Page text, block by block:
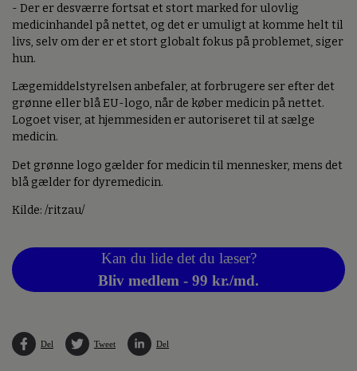
- Der er desværre fortsat et stort marked for ulovlig
medicinhandel på nettet, og det er umuligt at komme helt til
livs, selv om der er et stort globalt fokus på problemet, siger
hun.
Lægemiddelstyrelsen anbefaler, at forbrugere ser efter det
grønne eller blå EU-logo, når de køber medicin på nettet.
Logoet viser, at hjemmesiden er autoriseret til at sælge
medicin.
Det grønne logo gælder for medicin til mennesker, mens det
blå gælder for dyremedicin.
Kilde: /ritzau/
Kan du lide det du læser?
Bliv medlem - 99 kr./md.
Del Tweet Del